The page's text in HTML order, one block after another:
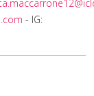
- IG: